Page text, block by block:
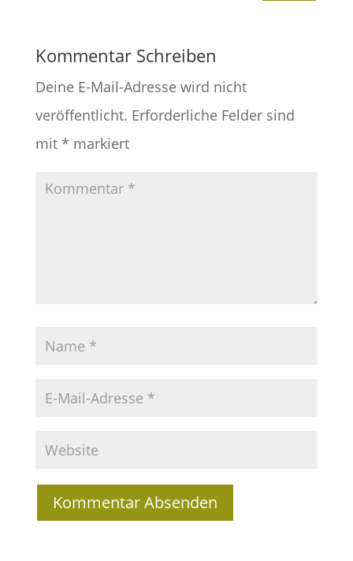
Kommentar Schreiben
Deine E-Mail-Adresse wird nicht
veröffentlicht. Erforderliche Felder sind
mit * markiert
Kommentar Absenden